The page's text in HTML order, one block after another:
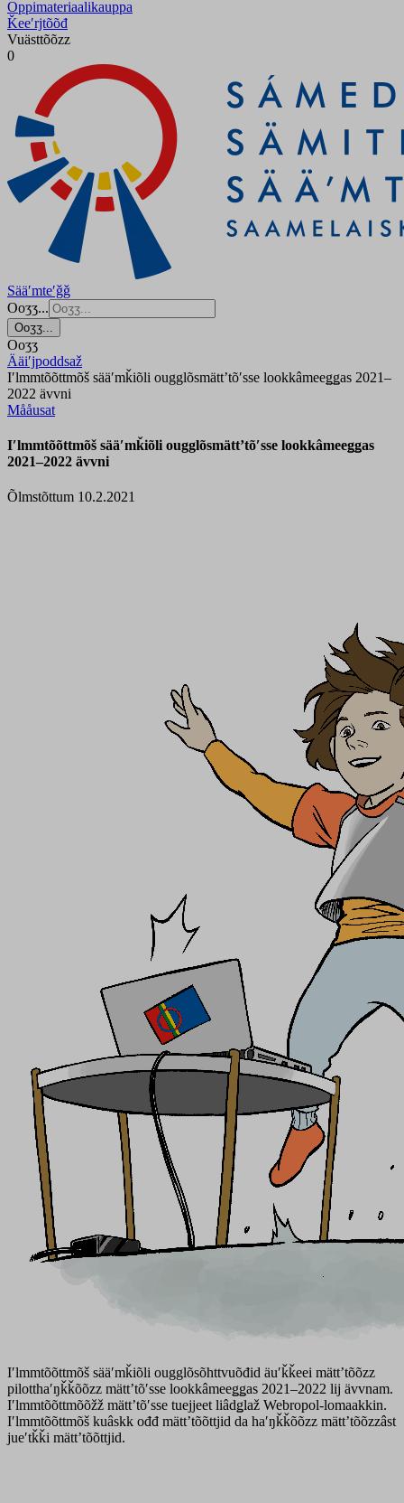
Oppimateriaalikauppa
Ǩeeʹrjtõõđ
Vuästtõõzz
0
Sääʹmteʹǧǧ
Ooʒʒ...
Ooʒʒ...
Ooʒʒ
Ääiʹjpoddsaž
Iʹlmmtõõttmõš sääʹmǩiõli ougglõsmättʼtõʹsse lookkâmeeǥǥas 2021–
2022 ävvni
Mååusat
Iʹlmmtõõttmõš sääʹmǩiõli ougglõsmättʼtõʹsse lookkâmeeǥǥas
2021–2022 ävvni
Õlmstõttum 10.2.2021
Iʹlmmtõõttmõš sääʹmǩiõli ougglõsõhttvuõđid äuʹǩǩeei mättʼtõõzz
pilotthaʹŋǩǩõõzz mättʼtõʹsse lookkâmeeǥǥas 2021–2022 lij ävvnam.
Iʹlmmtõõttmõõžž mättʼtõʹsse tuejjeet liâdǥlaž Webropol-lomaakkin.
Iʹlmmtõõttmõš kuâskk ođđ mättʼtõõttjid da haʹŋǩǩõõzz mättʼtõõzzâst
jueʹtǩǩi mättʼtõõttjid.